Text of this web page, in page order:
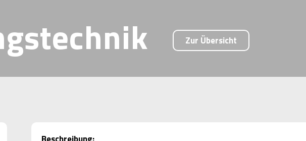
Zur Übersicht